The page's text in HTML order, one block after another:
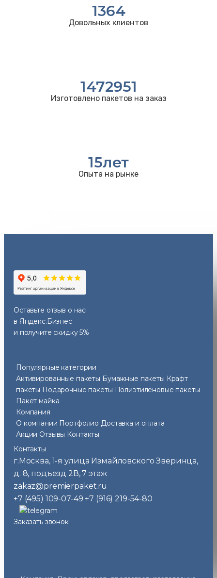
1364
Довольных клиентов
1472951
Изготовлено пакетов на заказ
15лет
Опыта на рынке
Оставьте отзыв о нас
в Яндекс.Бизнес
и получите скидку 5%
Популярные категории
Активированные пакеты Бумажные пакеты Крафт
пакеты Подарочные пакеты Полиэтиленовые пакеты
Пакет майка
Компания
О компании Портфолио Доставка и оплата
Акции Отзывы Контакты
Контакты
г.Москва, 1-я улица Измайловского Зверинца,
д. 8, подъезд 2В, 7 этаж
zakaz@premierpaket.ru
+7 (495) 109-07-49 +7 (916) 219-54-80
Заказать звонок